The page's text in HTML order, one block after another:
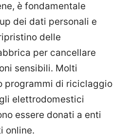
è fondamentale
dei dati personali e
delle
per cancellare
sensibili. Molti
programmi di riciclaggio
elettrodomestici
essere donati a enti
online.